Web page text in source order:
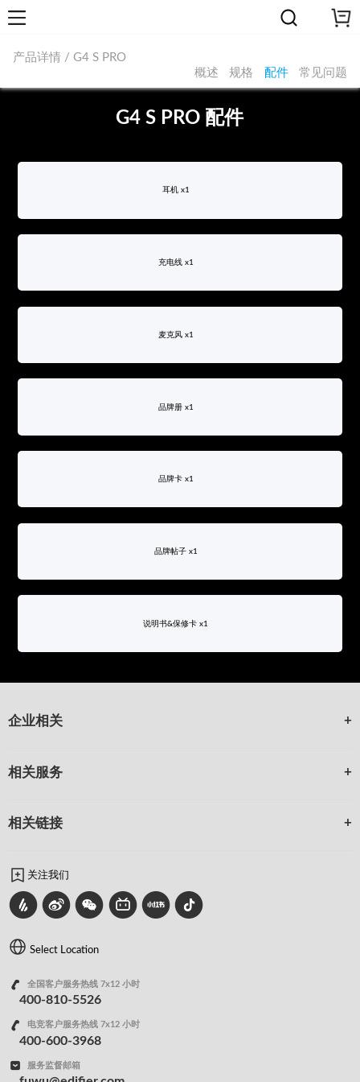
产品详情 / G4 S PRO
概述
规格 配件 常见问题
G4 S PRO 配件
耳机 x1
充电线 x1
麦克风 x1
品牌册 x1
品牌卡 x1
品牌帖子 x1
说明书&保修卡 x1
企业相关
相关服务
相关链接
关注我们
Select Location
全国客户服务热线 7x12 小时
400-810-5526
电竞客户服务热线 7x12 小时
400-600-3968
服务监督邮箱